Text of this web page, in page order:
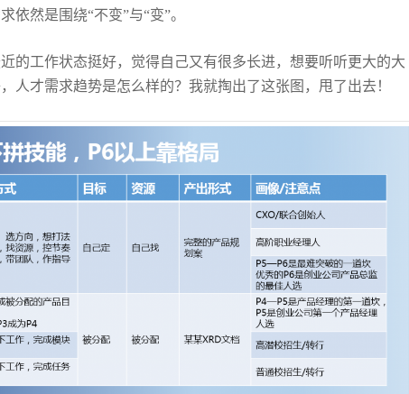
依然是围绕“不变”与“变”。
的工作状态挺好，觉得自己又有很多长进，想要听听更大的大
人才需求趋势是怎么样的？我就掏出了这张图，甩了出去！